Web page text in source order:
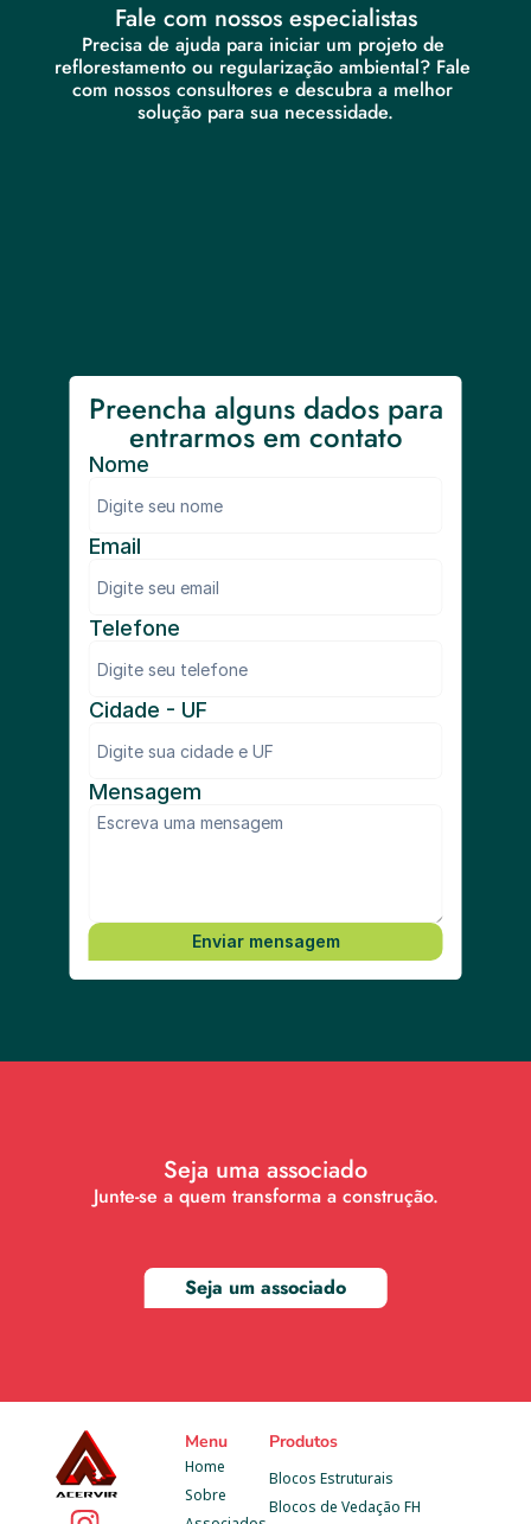
Menu
Home
Sobre
Produtos
Blocos Estruturais
Blocos de Vedação FH
Fale com nossos especialistas
Precisa de ajuda para iniciar um projeto de
reflorestamento ou regularização ambiental? Fale
com nossos consultores e descubra a melhor
solução para sua necessidade.
Preencha alguns dados para
entrarmos em contato
Email
Telefone
Nome
Cidade - UF
Mensagem
Enviar mensagem
Seja uma associado
Junte-se a quem transforma a construção.
Seja um associado